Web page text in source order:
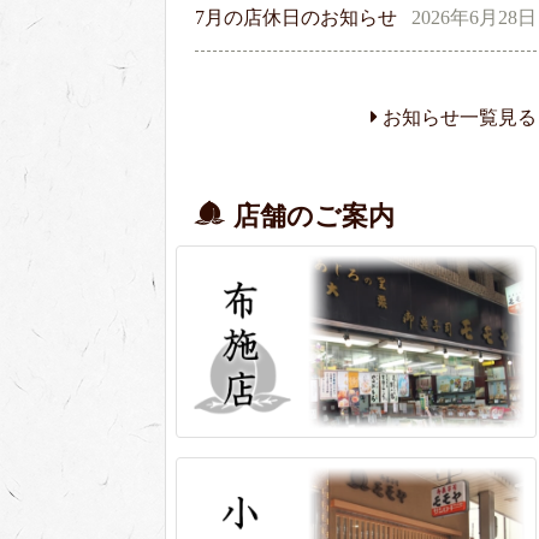
7月の店休日のお知らせ 2026年6月28日
お知らせ一覧見る
店舗のご案内